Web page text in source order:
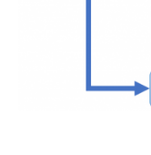
『ゲームを